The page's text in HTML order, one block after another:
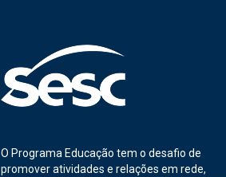
O Programa Educação tem o desafio de
promover atividades e relações em rede,